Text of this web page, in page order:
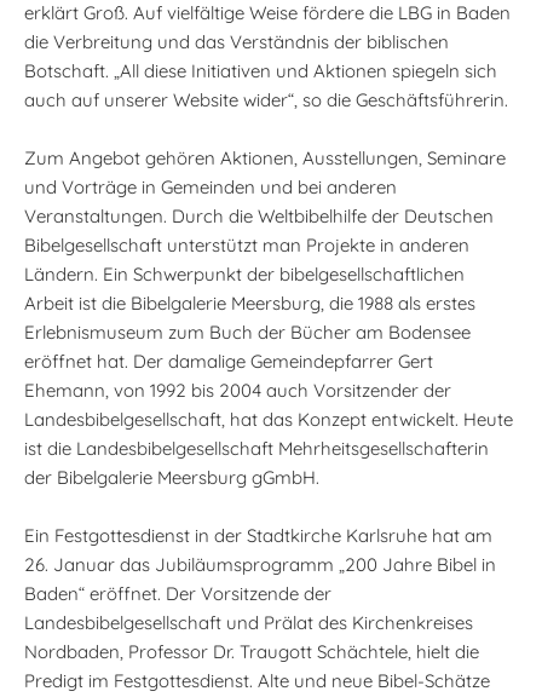
erklärt Groß. Auf vielfältige Weise fördere die LBG in Baden
die Verbreitung und das Verständnis der biblischen
Botschaft. „All diese Initiativen und Aktionen spiegeln sich
auch auf unserer Website wider“, so die Geschäftsführerin.
Zum Angebot gehören Aktionen, Ausstellungen, Seminare
und Vorträge in Gemeinden und bei anderen
Veranstaltungen. Durch die Weltbibelhilfe der Deutschen
Bibelgesellschaft unterstützt man Projekte in anderen
Ländern. Ein Schwerpunkt der bibelgesellschaftlichen
Arbeit ist die Bibelgalerie Meersburg, die 1988 als erstes
Erlebnismuseum zum Buch der Bücher am Bodensee
eröffnet hat. Der damalige Gemeindepfarrer Gert
Ehemann, von 1992 bis 2004 auch Vorsitzender der
Landesbibelgesellschaft, hat das Konzept entwickelt. Heute
ist die Landesbibelgesellschaft Mehrheitsgesellschafterin
der Bibelgalerie Meersburg gGmbH.
Ein Festgottesdienst in der Stadtkirche Karlsruhe hat am
26. Januar das Jubiläumsprogramm „200 Jahre Bibel in
Baden“ eröffnet. Der Vorsitzende der
Landesbibelgesellschaft und Prälat des Kirchenkreises
Nordbaden, Professor Dr. Traugott Schächtele, hielt die
Predigt im Festgottesdienst. Alte und neue Bibel-Schätze